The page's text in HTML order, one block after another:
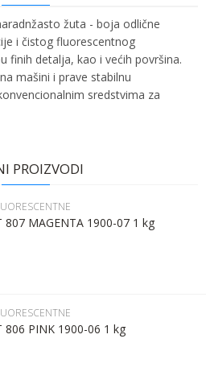
žuta - boja odlične
i čistog fluorescentnog
finih detalja, kao i većih površina.
mašini i prave stabilnu
sredstvima za
1.2 kg
RADIOR
PROIZVODI
807 MAGENTA 1900-07 1 kg
806 PINK 1900-06 1 kg